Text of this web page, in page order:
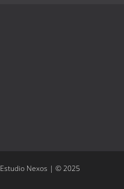
Estudio Nexos | © 2025